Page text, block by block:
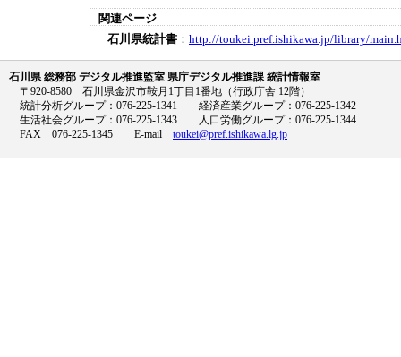
関連ページ
石川県統計書 ： http://toukei.pref.ishikawa.jp/library/
石川県 総務部 デジタル推進監室 県庁デジタル推進課 統計情報室
〒920-8580 石川県金沢市鞍月1丁目1番地（行政庁舎 12階）
統計分析グループ：076-225-1341 経済産業グループ：076-225-1342
生活社会グループ：076-225-1343 人口労働グループ：076-225-1344
FAX 076-225-1345 E-mail toukei@pref.ishikawa.lg.jp